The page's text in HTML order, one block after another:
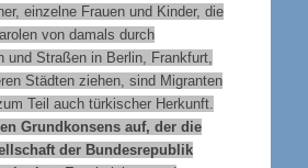
einzelne Frauen und Kinder, die
von damals durch
und Straßen in Berlin, Frankfurt,
Städten ziehen, sind Migranten
Teil auch türkischer Herkunft.
Grundkonsens auf, der die
der Bundesrepublik